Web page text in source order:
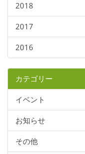
2018
2017
2016
カテゴリー
イベント
お知らせ
その他